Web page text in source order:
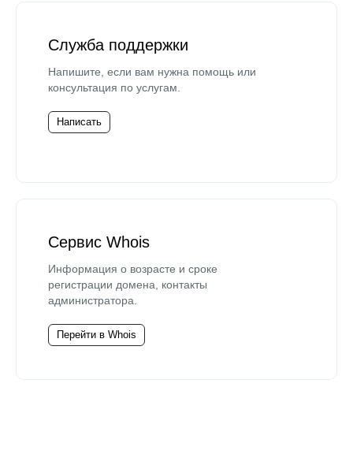
Служба поддержки
Напишите, если вам нужна помощь или
консультация по услугам.
Написать
Сервис Whois
Информация о возрасте и сроке
регистрации домена, контакты
администратора.
Перейти в Whois